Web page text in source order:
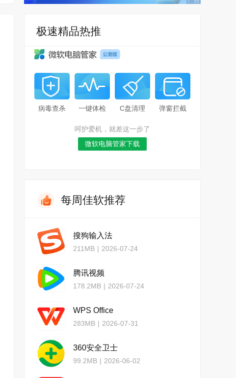
极速精品热推
病毒查杀 一键体检 C盘清理 弹窗拦截
呵护爱机，就差这一步了
微软电脑管家下载
每周佳软推荐
搜狗输入法
211MB | 2026-07-24
腾讯视频
178.2MB | 2026-07-24
WPS Office
283MB | 2026-07-31
360安全卫士
99.2MB | 2026-06-02